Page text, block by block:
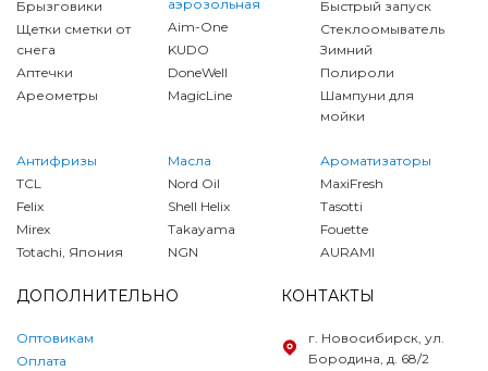
Брызговики
Щетки сметки от
снега
Аптечки
Ареометры
аэрозольная
Aim-One
KUDO
DoneWell
MagicLine
Быстрый запуск
Стеклоомыватель
Зимний
Полироли
Шампуни для
мойки
Антифризы
TCL
Felix
Mirex
Totachi, Япония
Масла
Nord Oil
Shell Helix
Takayama
NGN
Ароматизаторы
MaxiFresh
Tasotti
Fouette
AURAMI
ДОПОЛНИТЕЛЬНО
Оптовикам
Оплата
КОНТАКТЫ
г. Новосибирск, ул.
Бородина, д. 68/2